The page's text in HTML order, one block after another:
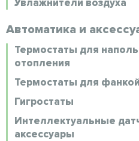
Увлажнители воздуха
Автоматика и
Термостаты для
отопления
Термостаты для
Гигростаты
Интеллектуальные
аксессуары